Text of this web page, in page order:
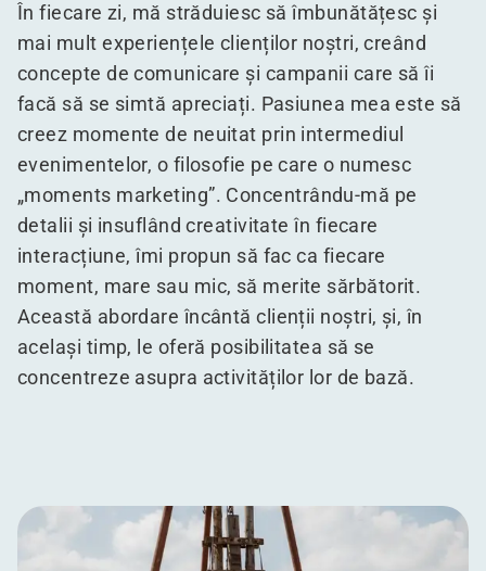
În fiecare zi, mă străduiesc să îmbunătățesc și
mai mult experiențele clienților noștri, creând
concepte de comunicare și campanii care să îi
facă să se simtă apreciați. Pasiunea mea este să
creez momente de neuitat prin intermediul
evenimentelor, o filosofie pe care o numesc
„moments marketing”. Concentrându-mă pe
detalii și insuflând creativitate în fiecare
interacțiune, îmi propun să fac ca fiecare
moment, mare sau mic, să merite sărbătorit.
Această abordare încântă clienții noștri, și, în
același timp, le oferă posibilitatea să se
concentreze asupra activităților lor de bază.